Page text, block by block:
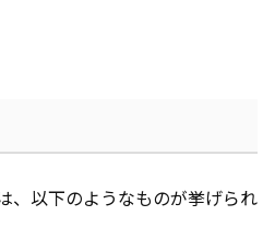
、以下のようなものが挙げられ